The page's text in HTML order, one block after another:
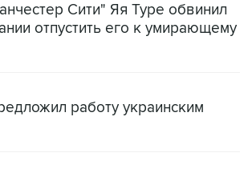
Сити" Яя Туре обвинил
отпустить его к умирающему
работу украинским